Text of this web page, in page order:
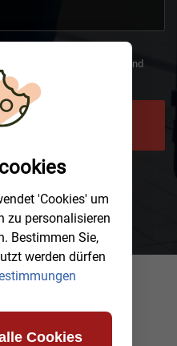
erklären Sie sich damit
übertragen werden und
gelesen haben.
ANFORDERN
'Cookies' um
zu personalisieren
Bestimmen Sie,
werden dürfen
Cookies